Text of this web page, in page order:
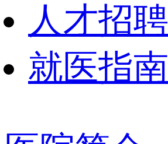
人才招聘
就医指南